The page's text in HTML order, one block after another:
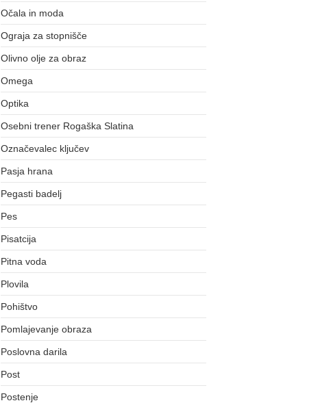
Očala in moda
Ograja za stopnišče
Olivno olje za obraz
Omega
Optika
Osebni trener Rogaška Slatina
Označevalec ključev
Pasja hrana
Pegasti badelj
Pes
Pisatcija
Pitna voda
Plovila
Pohištvo
Pomlajevanje obraza
Poslovna darila
Post
Postenje